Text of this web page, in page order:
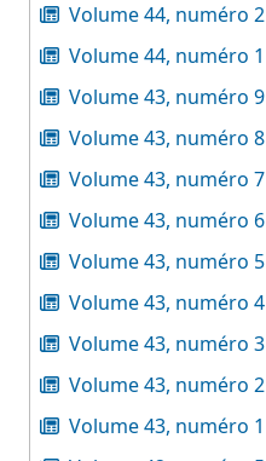
Volume 44, numéro 2
Volume 44, numéro 1
Volume 43, numéro 9
Volume 43, numéro 8
Volume 43, numéro 7
Volume 43, numéro 6
Volume 43, numéro 5
Volume 43, numéro 4
Volume 43, numéro 3
Volume 43, numéro 2
Volume 43, numéro 1